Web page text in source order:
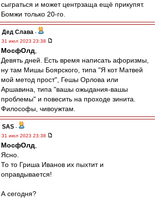
сыграться и может центрзаща ещё прикупят.
Бомжи только 20-го.
Дед Слава -
31 июл 2023 23:38
МосфОлд
Девять дней. Есть время написать афоризмы,
ну там Мишы Боярского, типа "Я кот Матвей
мой метод прост", Гешы Орлова или
Аршавина, типа "вашы ожыдания-вашы
проблемы" и повесить на проходе зинита.
Философы, чивоужтам.
SAS -
31 июл 2023 23:38
МосфОлд
Ясно.
То то Гриша Иванов их пыхтит и
оправдывается!
А сегодня?